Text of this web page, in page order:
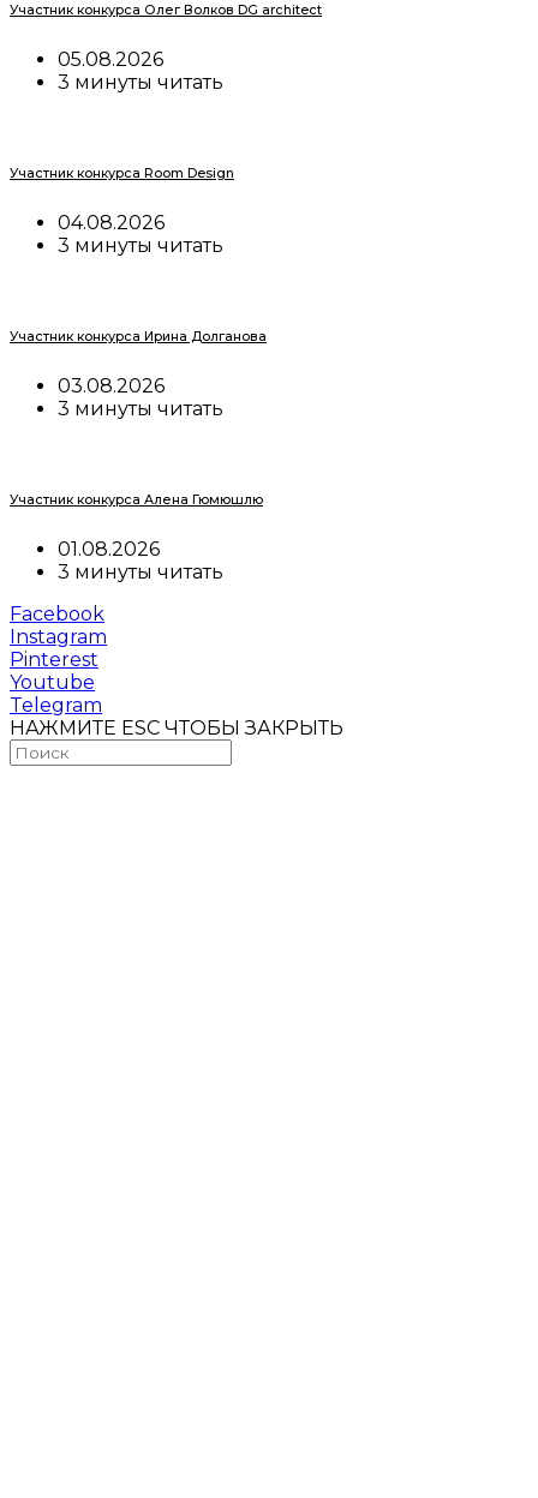
Участник конкурса Олег Волков DG architect
05.08.2026
3 минуты читать
Участник конкурса Room Design
04.08.2026
3 минуты читать
Участник конкурса Ирина Долганова
03.08.2026
3 минуты читать
Участник конкурса Алена Гюмюшлю
01.08.2026
3 минуты читать
Facebook
Instagram
Pinterest
Youtube
Telegram
НАЖМИТЕ ESC ЧТОБЫ ЗАКРЫТЬ